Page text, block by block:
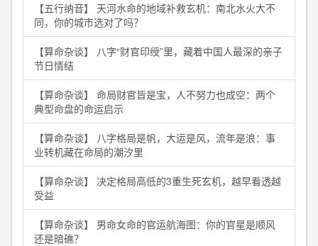
【五行纳音】 天河水命的地域补救玄机：南北水火大不
同，你的城市选对了吗？
【算命杂谈】 八字“财官印绶”里，藏着中国人最深的亲子
节日情结
【算命杂谈】 命局财官皆是宝，人不努力也成空：两个
典型命盘的命运启示
【算命杂谈】 八字格局是帆，大运是风，流年是浪：事
业转机藏在命局的潮汐里
【算命杂谈】 决定格局高低的3重生死玄机，越早看透越
受益
【算命杂谈】 男命女命的官运航海图：你的官星是顺风
还是暗礁？